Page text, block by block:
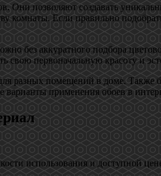
Они позволяют создавать
комнаты. Если правильно
без аккуратного подбора
первоначальную красоту и
разных помещений в доме. Также
применения обоев в
использования и доступной